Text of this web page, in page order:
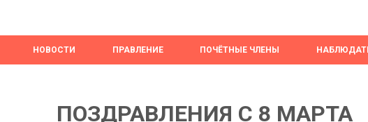
НОВОСТИ ПРАВЛЕНИЕ ПОЧЁТНЫЕ ЧЛЕНЫ
ПОЗДРАВЛЕНИЯ С 8 МАРТА